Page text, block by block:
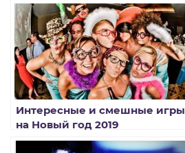
Интересные и смешные игры
на Новый год 2019